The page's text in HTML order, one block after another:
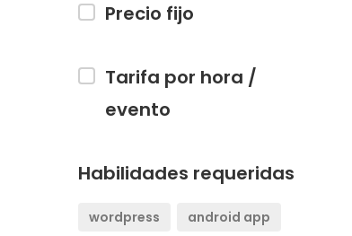
Precio fijo
Tarifa por hora /
evento
Habilidades requeridas
wordpress
android app